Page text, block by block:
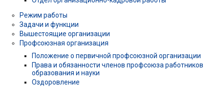
Режим работы
Задачи и функции
Вышестоящие организации
Профсоюзная организация
Положение о первичной профсоюзной организации
Права и обязанности членов профсоюза работников
образования и науки
Оздоровление